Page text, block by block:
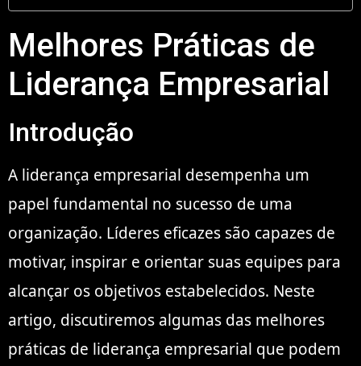
Melhores Práticas de
Liderança Empresarial
Introdução
A liderança empresarial desempenha um
papel fundamental no sucesso de uma
organização. Líderes eficazes são capazes de
motivar, inspirar e orientar suas equipes para
alcançar os objetivos estabelecidos. Neste
artigo, discutiremos algumas das melhores
práticas de liderança empresarial que podem